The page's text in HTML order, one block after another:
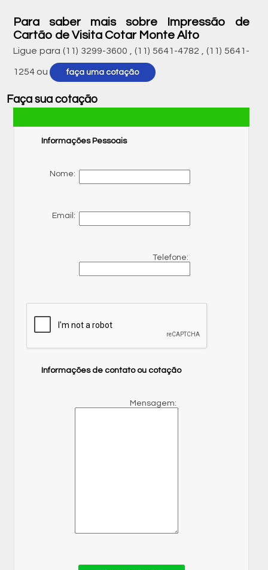
Para saber mais sobre Impressão de
Cartão de Visita Cotar Monte Alto
Ligue para (11) 3299-3600 ,(11) 5641-4782 ,(11) 5641-
1254 ou faça uma cotação
Faça sua cotação
Informações Pessoais
Nome:
Email:
Telefone:
Informações de contato ou cotação
Mensagem: